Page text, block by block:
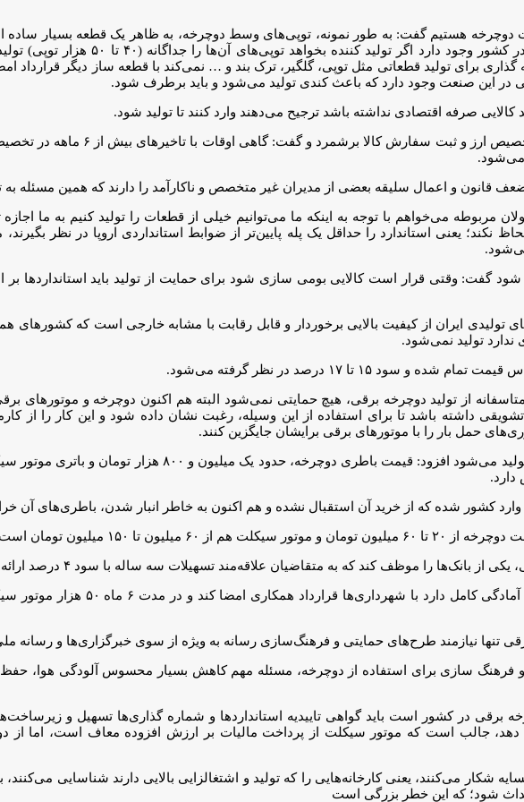
دوچرخه هستیم گفت: به طور نمونه، توپی‌های وسط دوچرخه، به ظاهر یک قطعه بسیار ساده
کار تخصصی می‌طلبد، اما با توجه به اینکه بیش از ۱۰۰ مدل دوچرخه
گذاری برای تولید قطعاتی مثل توپی، گلگیر، ترک بند و … نمی‌کند با قطعه ساز دیگر قرارداد
این صنعت وجود دارد که باعث کندی تولید می‌شود و باید برطرف شود.
صرفه اقتصادی نداشته باشد ترجیح می‌دهند وارد کنند تا تولید شود.
وی یکی از مشکلات و موانع تولید را مشکلات ارزی، میزان و
می‌شود.
قانون و اعمال سلیقه بعضی از مدیران غیر متخصص و ناکارآمد را دارند که همین مسئله به
مربوطه می‌خواهم با توجه به اینکه ما می‌توانیم خیلی از قطعات را تولید کنیم به ما
نکند؛ یعنی استاندارد را حداقل یک پله پایین‌تر از ضوابط استانداردی اروپا در نظر
شود گفت: وقتی قرار است کالایی بومی سازی شود برای حمایت از تولید باید استاندارد‌ها بر
تولیدی ایران از کیفیت بالایی برخوردار و قابل رقابت با مشابه خارجی است که
تولید نمی‌شود.
تا ۱۷ درصد در نظر گرفته می‌شود.
از تولید دوچرخه برقی، هیچ حمایتی نمی‌شود البته هم اکنون دوچرخه و موتور‌های
داشته باشد تا برای استفاده از این وسیله، رغبت نشان داده شود و این کار را از
حمل بار را با موتور‌های برقی برایشان جایگزین کنند.
۱۵۰ میلیون تومان است.
را موظف کند که به متقاضیان علاقه‌مند تسهیلات سه ساله با سود ۴ درصد ارائه دهد.
رئیس انجمن تولیدکنندگان دوچرخه گفت: انجمن تولیدکندگان
تنها نیازمند طرح‌های حمایتی و فرهنگ‌سازی رسانه به ویژه از سوی خبرگزاری‌ها و رسانه
فرهنگ سازی برای استفاده از دوچرخه، مسئله مهم کاهش بسیار محسوس آلودگی هوا،
در کشور است باید گواهی تاییدیه استاندارد‌ها و شماره گذاری‌ها تسهیل و
جالب است که موتور سیکلت از پرداخت مالیات بر ارزش افزوده معاف است، اما از
شکار می‌کنند، یعنی کارخانه‌هایی را که تولید و اشتغالزایی بالایی دارند شناسایی
شود؛ که این خطر بزرگی است